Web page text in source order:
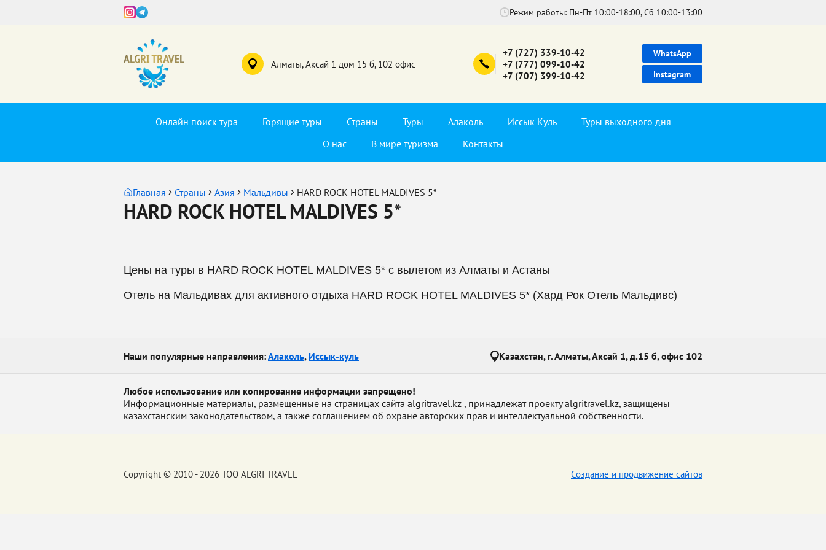
Режим работы: Пн-Пт 10:00-18:00, Сб 10:00-13:00
Алматы, Аксай 1 дом 15 б, 102 офис
+7 (727) 339-10-42
+7 (777) 099-10-42
+7 (707) 399-10-42
WhatsApp
Instagram
Онлайн поиск тура Горящие туры Страны Туры Алаколь Иссык Куль
Туры выходного дня
О нас
В мире туризма Контакты
Главная Страны Азия Мальдивы HARD ROCK HOTEL MALDIVES 5*
HARD ROCK HOTEL MALDIVES 5*
Цены на туры в HARD ROCK HOTEL MALDIVES 5* с вылетом из Алматы и Астаны
Отель на Мальдивах для активного отдыха HARD ROCK HOTEL MALDIVES 5* (Хард Рок Отель Мальдивс)
Наши популярные направления:Алаколь, Иссык-куль Казахстан, г. Алматы, Аксай 1, д.15 б, офис 102
Любое использование или копирование информации запрещено!
Информационные материалы, размещенные на страницах сайта algritravel.kz , принадлежат проекту algritravel.kz, защищены
казахстанским законодательством, а также соглашением об охране авторских прав и интеллектуальной собственности.
Copyright © 2010 - 2026 ТОО ALGRI TRAVEL Создание и продвижение сайтов